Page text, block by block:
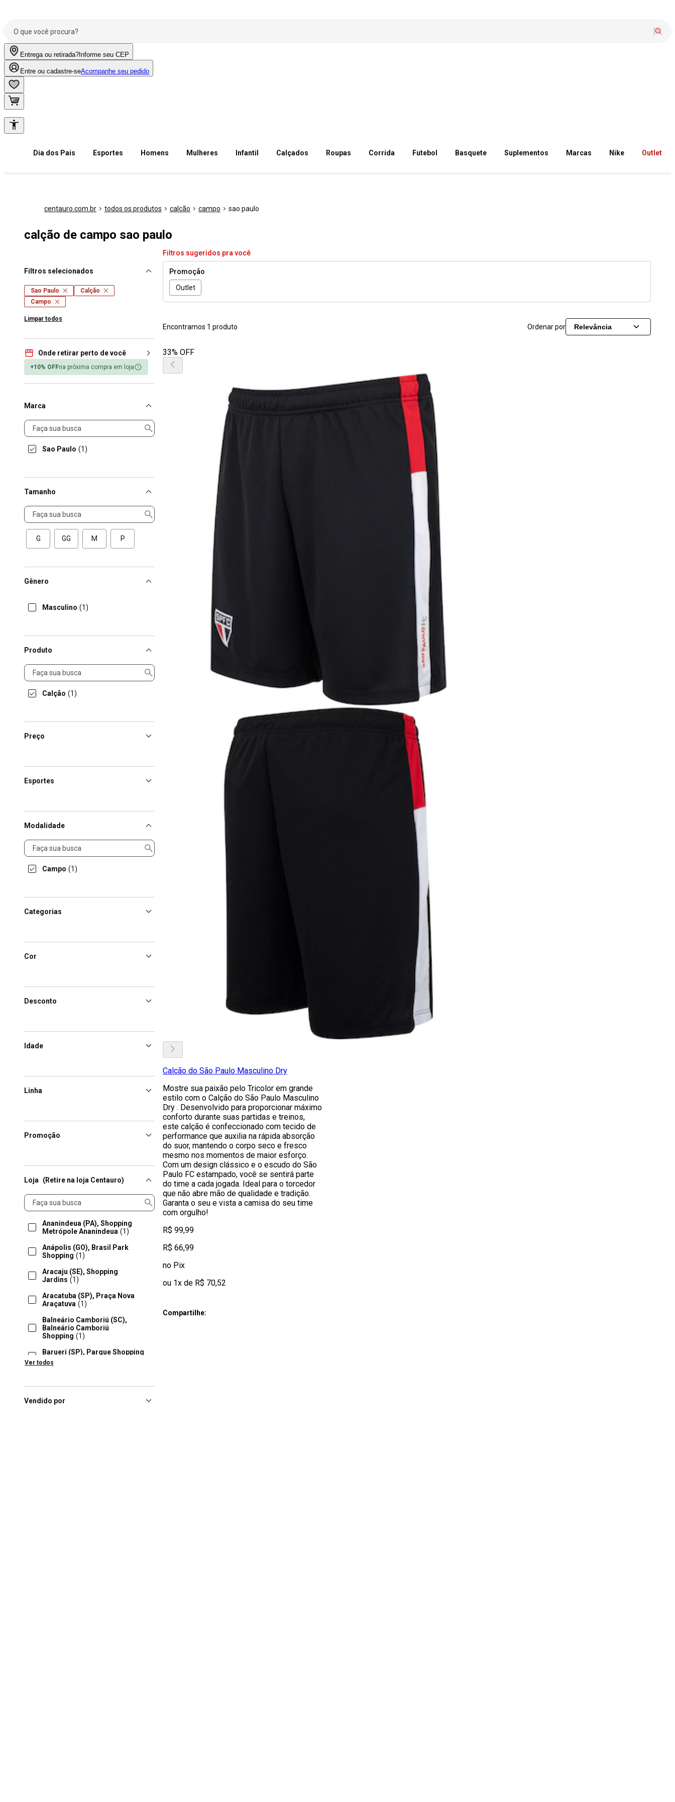
Entrega ou retirada? Informe seu CEP
Entre ou cadastre-seAcompanhe seu pedido
Dia dos Pais Esportes Homens Mulheres Infantil Calçados Roupas Corrida Futebol Basquete Suplementos Marcas Nike Outlet
centauro.com.br todos os produtos calção campo sao paulo
calção de campo sao paulo
Filtros selecionados
Sao Paulo
Calção
Campo
Limpar todos
Onde retirar perto de você
+10% OFFna próxima compra em loja
Marca
Marca
Sao Paulo (1)
Tamanho
Tamanho
G GG M P
Gênero
Masculino (1)
Produto
Produto
Calção (1)
Preço
Esportes
Modalidade
Modalidade
Campo (1)
Categorias
Cor
Desconto
Idade
Linha
Promoção
Loja (Retire na loja Centauro)
Loja
Ananindeua (PA), Shopping
Metrópole Ananindeua (1)
Anápolis (GO), Brasil Park
Shopping (1)
Aracaju (SE), Shopping
Jardins (1)
Aracatuba (SP), Praça Nova
Araçatuva (1)
Balneário Camboriú (SC),
Balneário Camboriú
Shopping (1)
Barueri (SP), Parque Shopping
Barueri
Bauru (SP), Boulevard
Ver todos
Vendido por
Filtros sugeridos pra você
Promoção
Outlet
Encontramos 1 produto Ordenar por Relevância
33% OFF
Calção do São Paulo Masculino Dry
Mostre sua paixão pelo Tricolor em grande
estilo com o Calção do São Paulo Masculino
Dry . Desenvolvido para proporcionar máximo
conforto durante suas partidas e treinos,
este calção é confeccionado com tecido de
performance que auxilia na rápida absorção
do suor, mantendo o corpo seco e fresco
mesmo nos momentos de maior esforço.
Com um design clássico e o escudo do São
Paulo FC estampado, você se sentirá parte
do time a cada jogada. Ideal para o torcedor
que não abre mão de qualidade e tradição.
Garanta o seu e vista a camisa do seu time
com orgulho!
R$ 99,99
R$ 66,99
no Pix
ou 1x de R$ 70,52
Compartilhe: